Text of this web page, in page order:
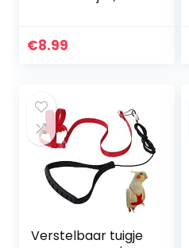
dieren, met
€8.99
Verstelbaar tuigje